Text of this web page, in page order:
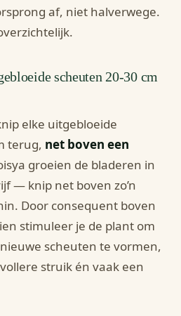
af, niet halverwege.
scheuten 20-30 cm
elke uitgebloeide
terug, net boven een
groeien de bladeren in
— knip net boven zo’n
Door consequent boven
stimuleer je de plant om
scheuten te vormen,
struik én vaak een